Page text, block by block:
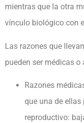
mientras que la otra
vínculo biológico con
Las razones que
pueden ser médicas o
Razones
que una de
reproductivo: